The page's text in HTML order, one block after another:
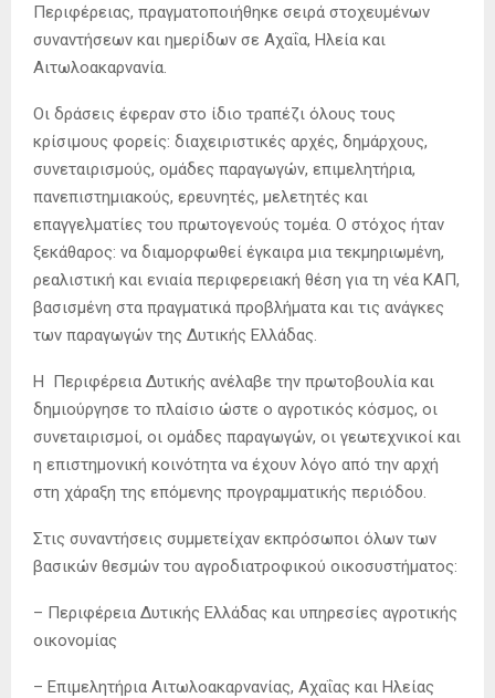
Περιφέρειας, πραγματοποιήθηκε σειρά στοχευμένων
συναντήσεων και ημερίδων σε Αχαΐα, Ηλεία και
Αιτωλοακαρνανία.
Οι δράσεις έφεραν στο ίδιο τραπέζι όλους τους
κρίσιμους φορείς: διαχειριστικές αρχές, δημάρχους,
συνεταιρισμούς, ομάδες παραγωγών, επιμελητήρια,
πανεπιστημιακούς, ερευνητές, μελετητές και
επαγγελματίες του πρωτογενούς τομέα. Ο στόχος ήταν
ξεκάθαρος: να διαμορφωθεί έγκαιρα μια τεκμηριωμένη,
ρεαλιστική και ενιαία περιφερειακή θέση για τη νέα ΚΑΠ,
βασισμένη στα πραγματικά προβλήματα και τις ανάγκες
των παραγωγών της Δυτικής Ελλάδας.
Η Περιφέρεια Δυτικής ανέλαβε την πρωτοβουλία και
δημιούργησε το πλαίσιο ώστε ο αγροτικός κόσμος, οι
συνεταιρισμοί, οι ομάδες παραγωγών, οι γεωτεχνικοί και
η επιστημονική κοινότητα να έχουν λόγο από την αρχή
στη χάραξη της επόμενης προγραμματικής περιόδου.
Στις συναντήσεις συμμετείχαν εκπρόσωποι όλων των
βασικών θεσμών του αγροδιατροφικού οικοσυστήματος:
– Περιφέρεια Δυτικής Ελλάδας και υπηρεσίες αγροτικής
οικονομίας
– Επιμελητήρια Αιτωλοακαρνανίας, Αχαΐας και Ηλείας